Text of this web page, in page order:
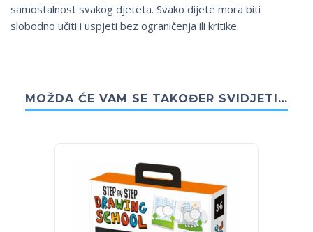
samostalnost svakog djeteta. Svako dijete mora biti
slobodno učiti i uspjeti bez ograničenja ili kritike.
MOŽDA ĆE VAM SE TAKOĐER SVIDJETI…